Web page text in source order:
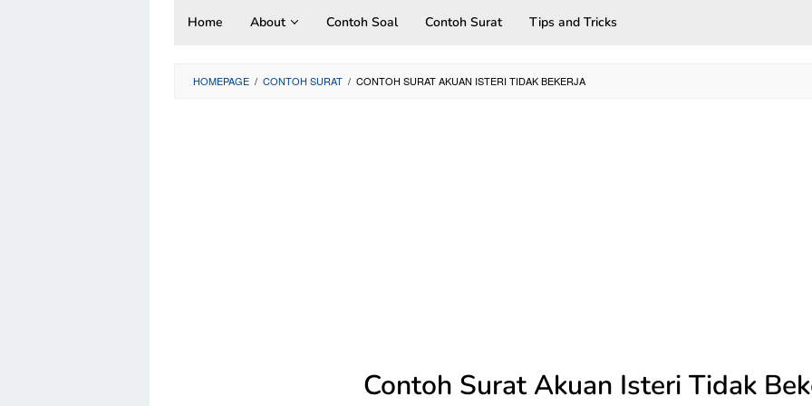
Home About Contoh Soal Contoh Surat Tips and Tricks
HOMEPAGE / CONTOH SURAT / CONTOH SURAT AKUAN ISTERI TIDAK BEKERJA
Contoh Surat Akuan Isteri Tidak